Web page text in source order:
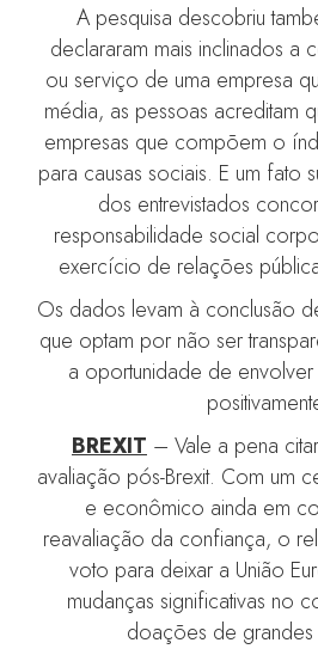
A pesquisa descobriu
declararam mais inclinados a
ou serviço de uma empresa
média, as pessoas acreditam
empresas que compõem o
para causas sociais. E um fato
dos entrevistados
responsabilidade social
exercício de relações
Os dados levam à conclusão
que optam por não ser
a oportunidade de
BREXIT – Vale a pena
avaliação pós-Brexit. Com um
e econômico ainda em
reavaliação da confiança, o
voto para deixar a União
mudanças significativas no
doações de grandes